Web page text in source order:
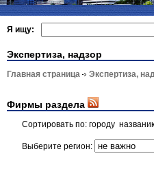
Я ищу:
Экспертиза, надзор
Главная страница Экспертиза,
Фирмы раздела
Сортировать по: городу
Выберите регион: